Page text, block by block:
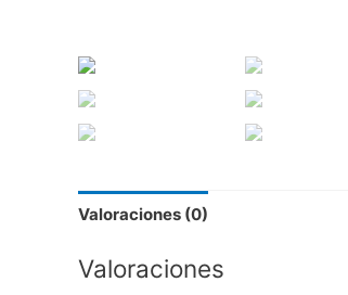
Valoraciones (0)
Valoraciones